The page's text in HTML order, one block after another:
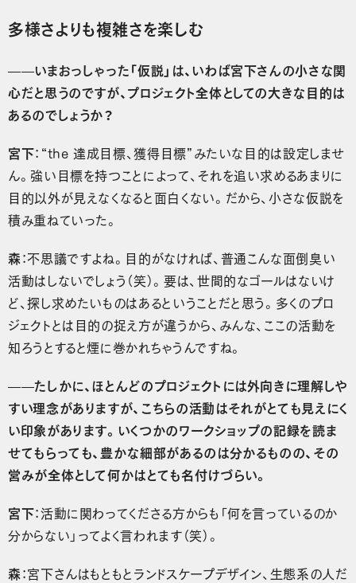
多様さよりも複雑さを楽しむ
——いまおっしゃった「仮説」は、いわば宮下さんの小さな関
心だと思うのですが、プロジェクト全体としての大きな目的は
あるのでしょうか？
宮下：“the 達成目標、獲得目標”みたいな目的は設定しませ
ん。強い目標を持つことによって、それを追い求めるあまりに
目的以外が見えなくなると面白くない。だから、小さな仮説を
積み重ねていった。
森：不思議ですよね。目的がなければ、普通こんな面倒臭い
活動はしないでしょう（笑）。要は、世間的なゴールはないけ
ど、探し求めたいものはあるということだと思う。多くのプロ
ジェクトとは目的の捉え方が違うから、みんな、ここの活動を
知ろうとすると煙に巻かれちゃうんですね。
——たしかに、ほとんどのプロジェクトには外向きに理解しや
すい理念がありますが、こちらの活動はそれがとても見えにく
い印象があります。いくつかのワークショップの記録を読ま
せてもらっても、豊かな細部があるのは分かるものの、その
営みが全体として何かはとても名付けづらい。
宮下：活動に関わってくださる方からも「何を言っているのか
分からない」ってよく言われます（笑）。
森：宮下さんはもともとランドスケープデザイン、生態系の人だ